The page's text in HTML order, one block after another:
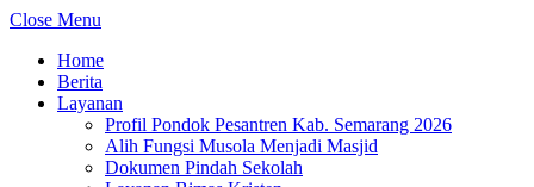
Close Menu
Home
Berita
Layanan
Profil Pondok Pesantren Kab. Semarang 2026
Alih Fungsi Musola Menjadi Masjid
Dokumen Pindah Sekolah